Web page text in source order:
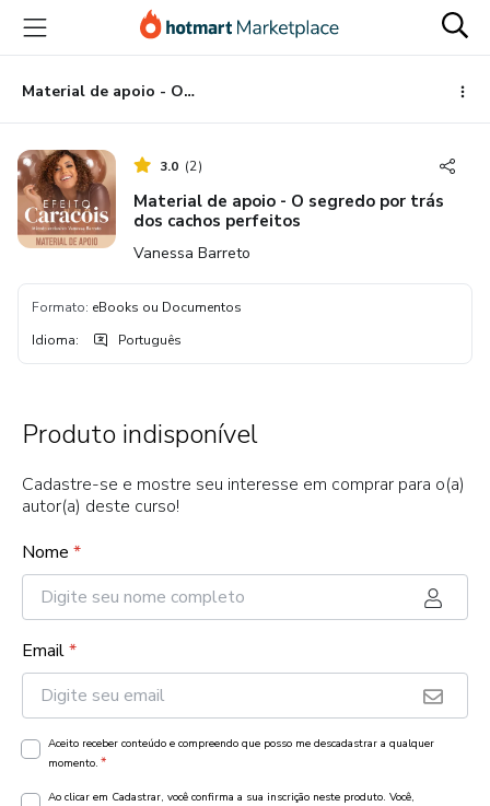
para
conteúdo
principal
para
pagamento
para
rodapé
Material de apoio - O segredo por trás dos cachos perfeitos
3.0 (2)
Material de apoio - O segredo por trás
dos cachos perfeitos
Vanessa Barreto
Formato: eBooks ou Documentos
Idioma: Português
Produto indisponível
Cadastre-se e mostre seu interesse em comprar para o(a)
autor(a) deste curso!
Nome *
Email*
Aceito receber conteúdo e compreendo que posso me descadastrar a qualquer
momento. *
Ao clicar em Cadastrar, você confirma a sua inscrição neste produto. Você,